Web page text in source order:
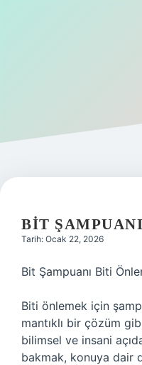
Gizlilik Politikası
Yasal Uyarı
BIT
Tarih: Ocak 22, 2026
Bit Şampuanı Biti
Biti önlemek için
mantıklı bir çözüm
bilimsel ve insani
bakmak, konuya dair